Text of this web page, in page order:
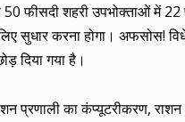
50 फीसदी शहरी उपभोक्ताओं में 22
सुधार करना होगा। अफसोस!
दिया गया है।
प्रणाली का कंप्यूटरीकरण, राशन